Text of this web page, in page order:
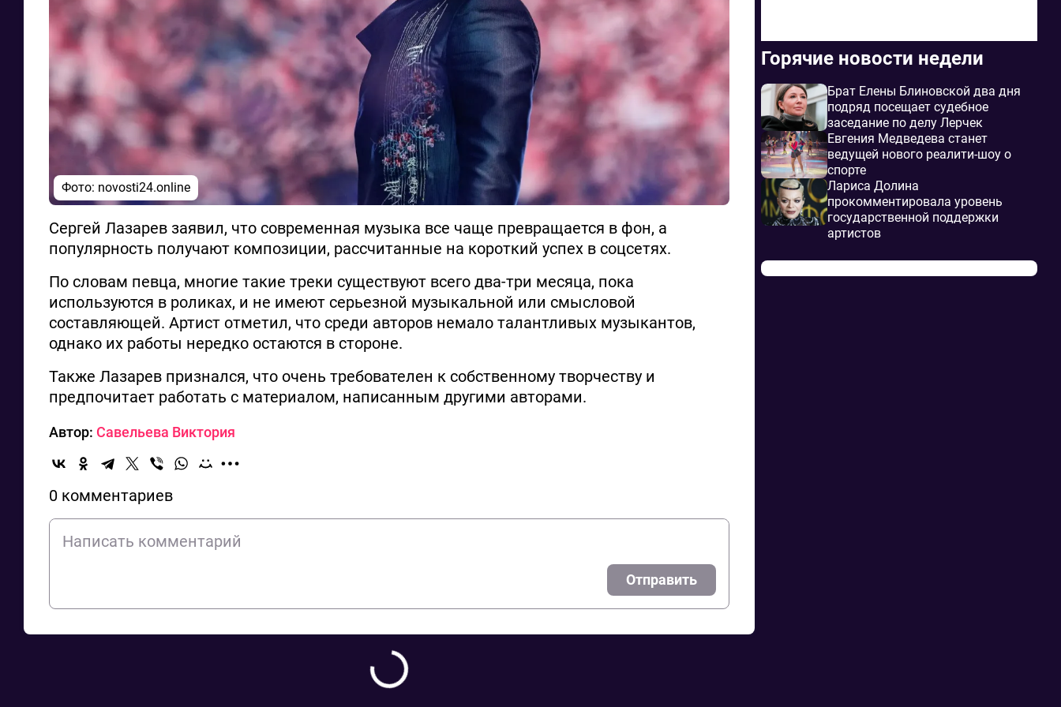
Фото: novosti24.online
Сергей Лазарев заявил, что современная музыка все чаще превращается в фон, а
популярность получают композиции, рассчитанные на короткий успех в соцсетях.
По словам певца, многие такие треки существуют всего два-три месяца, пока
используются в роликах, и не имеют серьезной музыкальной или смысловой
составляющей. Артист отметил, что среди авторов немало талантливых музыкантов,
однако их работы нередко остаются в стороне.
Также Лазарев признался, что очень требователен к собственному творчеству и
предпочитает работать с материалом, написанным другими авторами.
Автор: Савельева Виктория
0 комментариев
Отправить
Горячие новости недели
Брат Елены Блиновской два дня
подряд посещает судебное
заседание по делу Лерчек
Евгения Медведева станет
ведущей нового реалити-шоу о
спорте
Лариса Долина
прокомментировала уровень
государственной поддержки
артистов